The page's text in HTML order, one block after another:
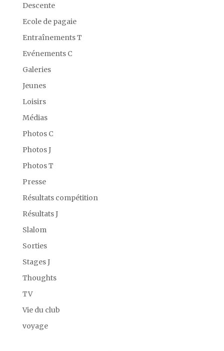
Descente
Ecole de pagaie
Entraînements T
Evénements C
Galeries
Jeunes
Loisirs
Médias
Photos C
Photos J
Photos T
Presse
Résultats compétition
Résultats J
Slalom
Sorties
Stages J
Thoughts
TV
Vie du club
voyage